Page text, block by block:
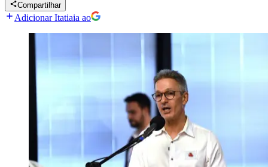
Compartilhar
Adicionar Itatiaia ao